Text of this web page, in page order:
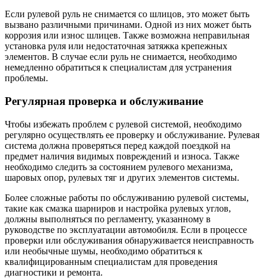
Если рулевой руль не снимается со шлицов, это может быть
вызвано различными причинами. Одной из них может быть
коррозия или износ шлицев. Также возможна неправильная
установка руля или недостаточная затяжка крепежных
элементов. В случае если руль не снимается, необходимо
немедленно обратиться к специалистам для устранения
проблемы.
Регулярная проверка и обслуживание
Чтобы избежать проблем с рулевой системой, необходимо
регулярно осуществлять ее проверку и обслуживание. Рулевая
система должна проверяться перед каждой поездкой на
предмет наличия видимых повреждений и износа. Также
необходимо следить за состоянием рулевого механизма,
шаровых опор, рулевых тяг и других элементов системы.
Более сложные работы по обслуживанию рулевой системы,
такие как смазка шарниров и настройка рулевых углов,
должны выполняться по регламенту, указанному в
руководстве по эксплуатации автомобиля. Если в процессе
проверки или обслуживания обнаруживается неисправность
или необычные шумы, необходимо обратиться к
квалифицированным специалистам для проведения
диагностики и ремонта.